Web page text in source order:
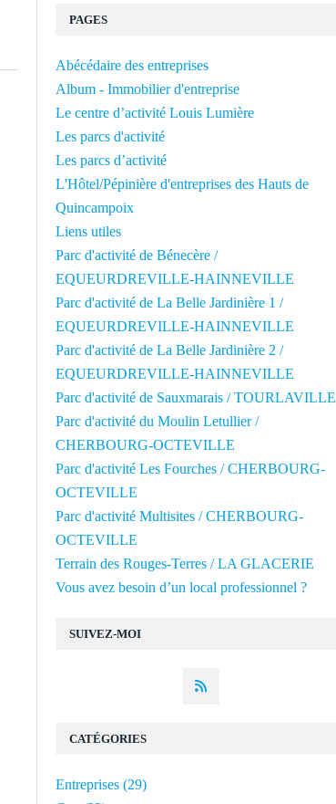
SUIVEZ-MOI
PAGES
Abécédaire des entreprises
Album - Immobilier d'entreprise
Le centre d’activité Louis Lumière
Les parcs d'activité
Les parcs d’activité
L'Hôtel/Pépinière d'entreprises des Hauts de
Quincampoix
Liens utiles
Parc d'activité de Bénecère /
EQUEURDREVILLE-HAINNEVILLE
Parc d'activité de La Belle Jardinière 1 /
EQUEURDREVILLE-HAINNEVILLE
Parc d'activité de La Belle Jardinière 2 /
EQUEURDREVILLE-HAINNEVILLE
Parc d'activité de Sauxmarais / TOURLAVILLE
Parc d'activité du Moulin Letullier /
CHERBOURG-OCTEVILLE
Parc d'activité Les Fourches / CHERBOURG-
OCTEVILLE
Parc d'activité Multisites / CHERBOURG-
OCTEVILLE
Terrain des Rouges-Terres / LA GLACERIE
Vous avez besoin d’un local professionnel ?
CATÉGORIES
Entreprises (29)